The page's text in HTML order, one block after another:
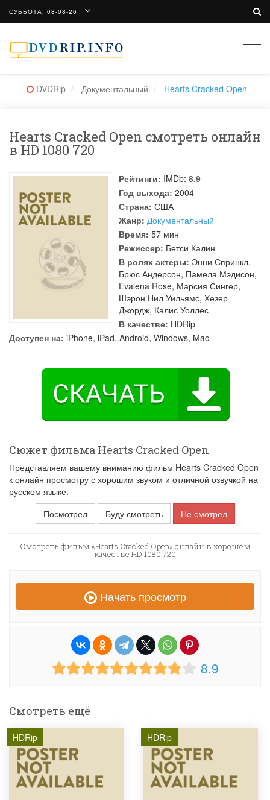
СУББОТА, 08-08-26
DVDRip Документальный Hearts Cracked Open
Hearts Cracked Open смотреть онлайн
в HD 1080 720
Рейтинги: IMDb: 8.9
Год выхода: 2004
Страна: США
Жанр: Документальный
Время: 57 мин
Режиссер: Бетси Калин
В ролях актеры: Энни Спринкл,
Брюс Андерсон, Памела Мэдисон,
Evalena Rose, Марсия Сингер,
Шэрон Нил Уильямс, Хезер
Джордж, Калис Уоллес
В качестве: HDRip
Доступен на: iPhone, iPad, Android, Windows, Mac
Сюжет фильма Hearts Cracked Open
Представляем вашему вниманию фильм Hearts Cracked Open
к онлайн просмотру с хорошим звуком и отличной озвучкой на
русском языке.
Посмотрел
Буду смотреть Не смотрел
Смотреть фильм «Hearts Cracked Open» онлайн в хорошем
качестве HD 1080 720
Начать просмотр
8.9
Смотреть ещё
HDRip HDRip